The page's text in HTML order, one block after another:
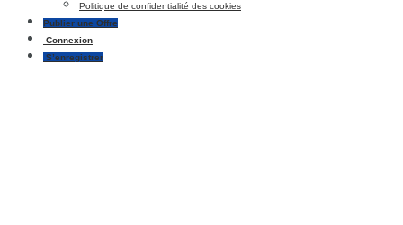
Politique de confidentialité des cookies
Publier une Offre
Connexion
S’enregistrer